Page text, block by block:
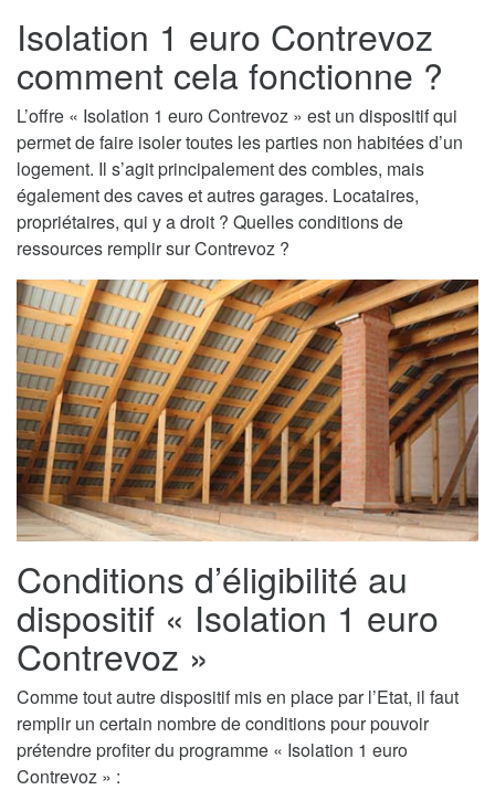
Isolation 1 euro Contrevoz
comment cela fonctionne ?
L’offre « Isolation 1 euro Contrevoz » est un dispositif qui
permet de faire isoler toutes les parties non habitées d’un
logement. Il s’agit principalement des combles, mais
également des caves et autres garages. Locataires,
propriétaires, qui y a droit ? Quelles conditions de
ressources remplir sur Contrevoz ?
Conditions d’éligibilité au
dispositif « Isolation 1 euro
Contrevoz »
Comme tout autre dispositif mis en place par l’Etat, il faut
remplir un certain nombre de conditions pour pouvoir
prétendre profiter du programme « Isolation 1 euro
Contrevoz » :